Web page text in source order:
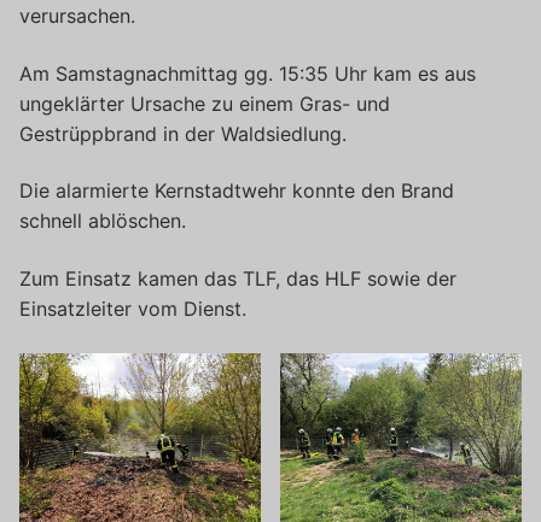
verursachen.
Am Samstagnachmittag gg. 15:35 Uhr kam es aus
ungeklärter Ursache zu einem Gras- und
Gestrüppbrand in der Waldsiedlung.
Die alarmierte Kernstadtwehr konnte den Brand
schnell ablöschen.
Zum Einsatz kamen das TLF, das HLF sowie der
Einsatzleiter vom Dienst.